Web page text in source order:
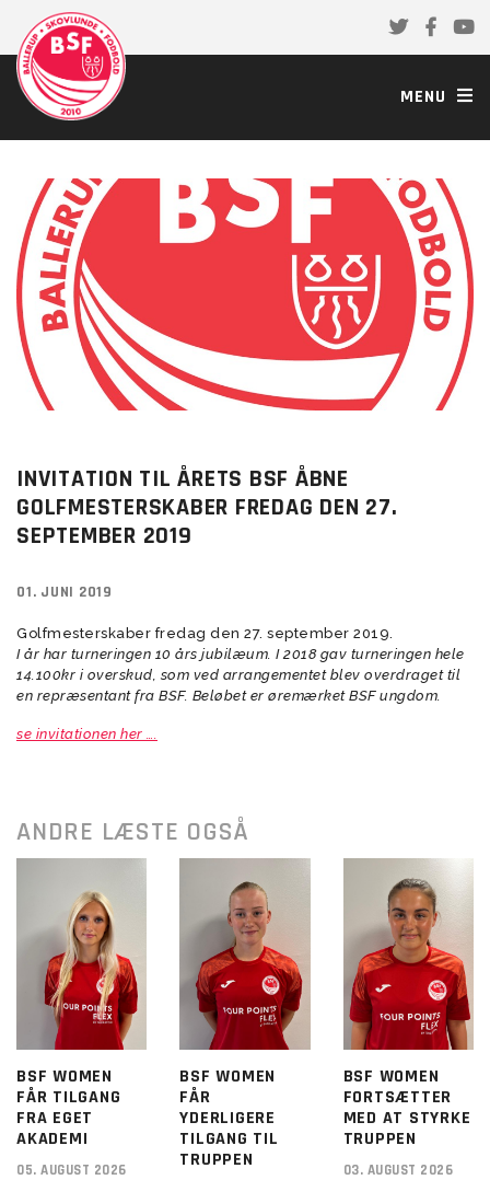
MENU
INVITATION TIL ÅRETS BSF ÅBNE
GOLFMESTERSKABER FREDAG DEN 27.
SEPTEMBER 2019
01. JUNI 2019
Golfmesterskaber fredag den 27. september 2019.
I år har turneringen 10 års jubilæum. I 2018 gav turneringen hele
14.100kr i overskud, som ved arrangementet blev overdraget til
en repræsentant fra BSF. Beløbet er øremærket BSF ungdom.
se invitationen her ….
ANDRE LÆSTE OGSÅ
BSF WOMEN
FÅR TILGANG
FRA EGET
AKADEMI
05. AUGUST 2026
BSF WOMEN
FÅR
YDERLIGERE
TILGANG TIL
TRUPPEN
BSF WOMEN
FORTSÆTTER
MED AT STYRKE
TRUPPEN
03. AUGUST 2026